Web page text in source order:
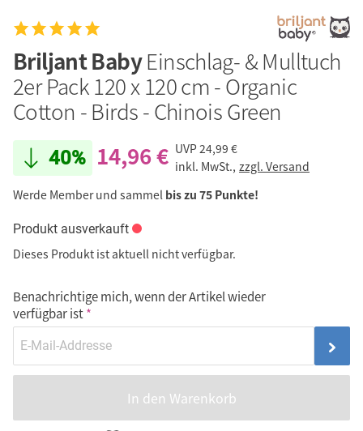
Briljant BabyEinschlag- & Mulltuch
2er Pack 120 x 120 cm - Organic
Cotton - Birds - Chinois Green
40% 14,96 € UVP24,99 €
inkl. MwSt., zzgl. Versand
Werde Member und sammel bis zu 75 Punkte!
Produkt ausverkauft
Dieses Produkt ist aktuell nicht verfügbar.
Benachrichtige mich, wenn der Artikel wieder
verfügbar ist
In den Warenkorb